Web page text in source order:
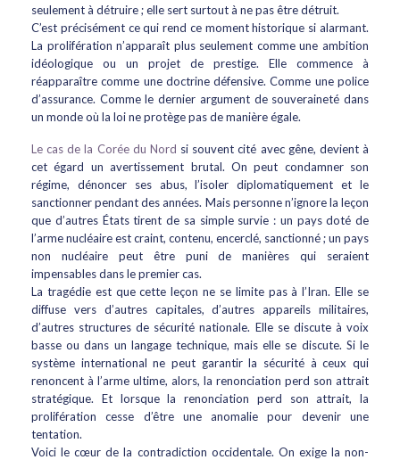
seulement à détruire ; elle sert surtout à ne pas être détruit.
C’est précisément ce qui rend ce moment historique si alarmant.
La prolifération n’apparaît plus seulement comme une ambition
idéologique ou un projet de prestige. Elle commence à
réapparaître comme une doctrine défensive. Comme une police
d’assurance. Comme le dernier argument de souveraineté dans
un monde où la loi ne protège pas de manière égale.
Le cas de la Corée du Nord si souvent cité avec gêne, devient à
cet égard un avertissement brutal. On peut condamner son
régime, dénoncer ses abus, l’isoler diplomatiquement et le
sanctionner pendant des années. Mais personne n’ignore la leçon
que d’autres États tirent de sa simple survie : un pays doté de
l’arme nucléaire est craint, contenu, encerclé, sanctionné ; un pays
non nucléaire peut être puni de manières qui seraient
impensables dans le premier cas.
La tragédie est que cette leçon ne se limite pas à l’Iran. Elle se
diffuse vers d’autres capitales, d’autres appareils militaires,
d’autres structures de sécurité nationale. Elle se discute à voix
basse ou dans un langage technique, mais elle se discute. Si le
système international ne peut garantir la sécurité à ceux qui
renoncent à l’arme ultime, alors, la renonciation perd son attrait
stratégique. Et lorsque la renonciation perd son attrait, la
prolifération cesse d’être une anomalie pour devenir une
tentation.
Voici le cœur de la contradiction occidentale. On exige la non-